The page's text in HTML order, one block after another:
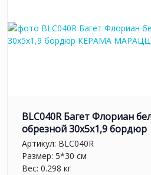
BLC040R Багет Флориан
обрезной 30x5x1,9 бордюр
Артикул: BLC040R
Размер: 5*30 см
Вес: 0.298 кг